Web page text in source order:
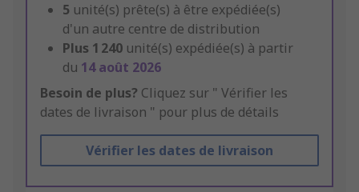
5 unité(s) prête(s) à être expédiée(s)
d'un autre centre de distribution
Plus 1 240 unité(s) expédiée(s) à partir
du 14 août 2026
Besoin de plus? Cliquez sur " Vérifier les
dates de livraison " pour plus de détails
Vérifier les dates de livraison